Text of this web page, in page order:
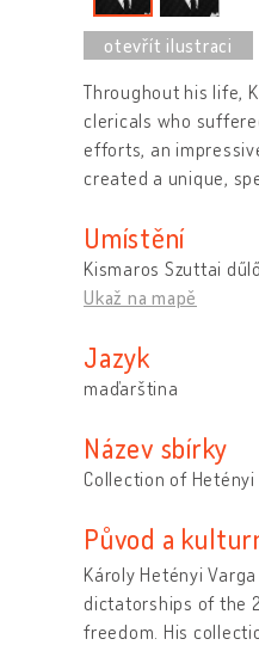
Throughout his life,
clericals who
efforts, an
created a unique,
Umístění
Kismaros Szuttai
Ukaž na mapě
Jazyk
maďarština
Název sbírky
Collection of
Původ a
Károly Hetényi
dictatorships of the
freedom. His